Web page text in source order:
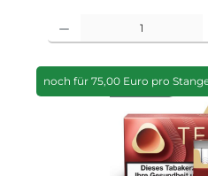
Produkt Anzahl: Gib den
noch für 75,00 Euro pro